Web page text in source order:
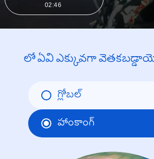
02:46
లో ఏవి ఎక్కువగా
గ్లోబల్
హాంకాంగ్